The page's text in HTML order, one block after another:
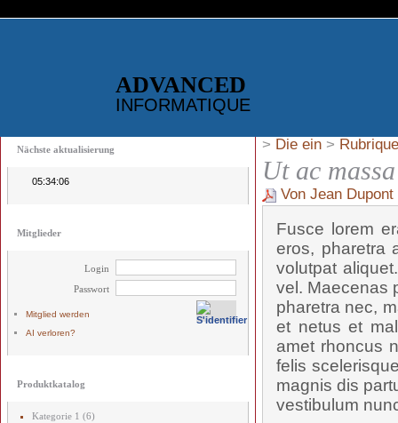
ADVANCED
INFORMATIQUE
Nächste aktualisierung
05:34:06
Mitglieder
Login
Passwort
Mitglied werden
AI verloren?
Produktkatalog
Kategorie 1 (6)
> Die ein >
Ut ac
Von Jean Dupont
Fusce lorem
eros, pharetra
volutpat
vel. Maecenas
pharetra nec,
et netus et
amet rhoncus
felis
magnis dis
vestibulum